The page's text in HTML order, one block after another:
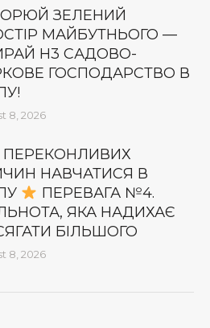
ЗЕЛЕНИЙ
МАЙБУТНЬОГО —
Н3 САДОВО-
ГОСПОДАРСТВО В
8, 2026
ПЕРЕКОНЛИВИХ
НАВЧАТИСЯ В
ПЕРЕВАГА №4.
ЯКА НАДИХАЄ
БІЛЬШОГО
8, 2026